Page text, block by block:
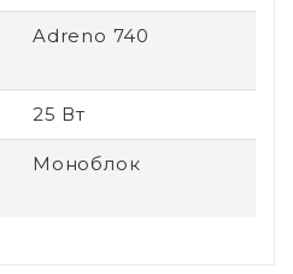
Adreno 740
25 Вт
Моноблок